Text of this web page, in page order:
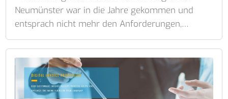
Neumünster war in die Jahre gekommen und
entsprach nicht mehr den Anforderungen,…